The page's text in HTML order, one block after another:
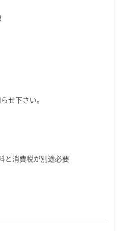
せ下さい。
と消費税が別途必要